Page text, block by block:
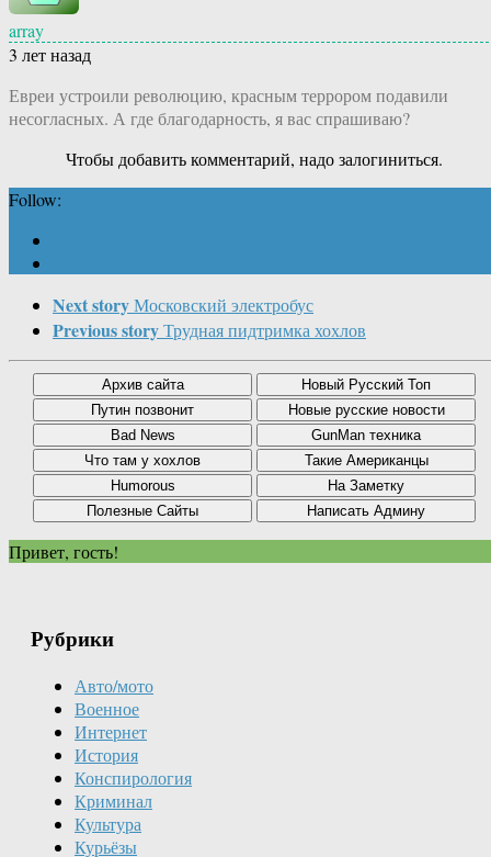
array
3 лет назад
Евреи устроили революцию, красным террором подавили
несогласных. А где благодарность, я вас спрашиваю?
Чтобы добавить комментарий, надо залогиниться.
Follow:
Next storyМосковский электробус
Previous storyТрудная пидтримка хохлов
Привет, гость!
Рубрики
Авто/мото
Военное
Интернет
История
Конспирология
Криминал
Культура
Курьёзы